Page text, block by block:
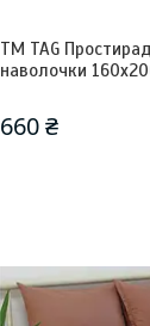
ТМ TAG
наволочки
660 ₴